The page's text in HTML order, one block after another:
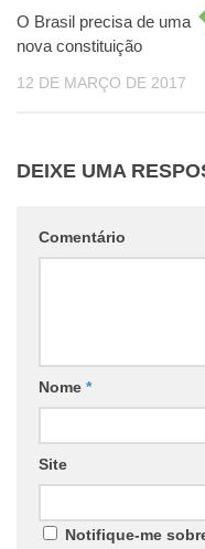
O Brasil precisa de uma
nova constituição
12 DE MARÇO DE 2017
DEIXE UMA
Comentário
Nome *
Site
Notifique-me